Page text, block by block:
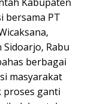
bersama PT
Rabu
berbagai
masyarakat
proses ganti